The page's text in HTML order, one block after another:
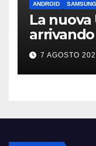
ANDROID SAMSUNG
La nuova
primi
7 AGOSTO